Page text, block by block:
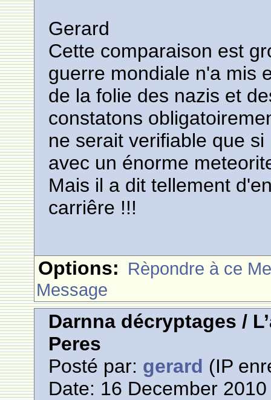
Gerard
Cette comparaison est
guerre mondiale n'a mis
de la folie des nazis et
constatons
ne serait verifiable que
avec un énorme
Mais il a dit tellement
carriêre !!!
Options: Rèpondre à ce
Message
Darnna décryptages /
Peres
Posté par: gerard (IP
Date: 16 December